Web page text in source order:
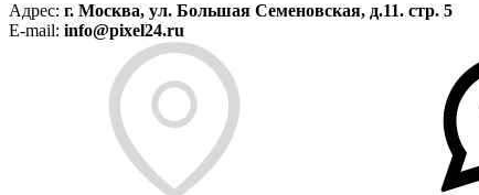
Адрес: г. Москва, ул. Большая Семеновская, д.11. стр. 5
E-mail: info@pixel24.ru